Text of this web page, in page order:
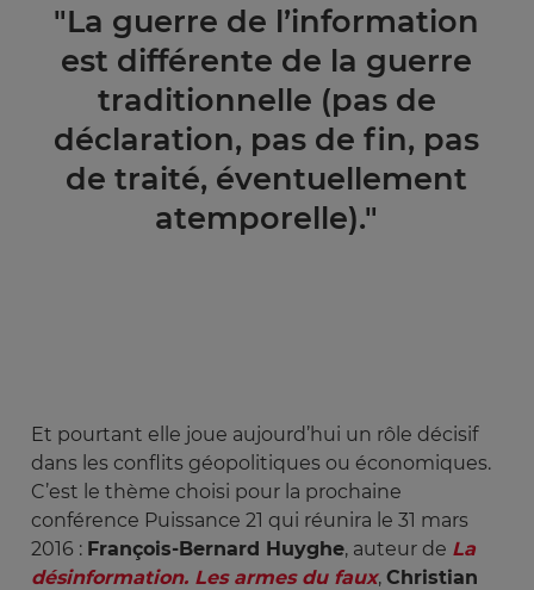
"La guerre de l’information
est différente de la guerre
traditionnelle (pas de
déclaration, pas de fin, pas
de traité, éventuellement
atemporelle)."
Et pourtant elle joue aujourd’hui un rôle décisif
dans les conflits géopolitiques ou économiques.
C’est le thème choisi pour la prochaine
conférence Puissance 21 qui réunira le 31 mars
2016 : François-Bernard Huyghe, auteur de La
désinformation. Les armes du faux, Christian